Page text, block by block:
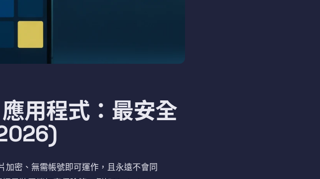
用程式：最安全
密、無需帳號即可運作，且永遠不會同